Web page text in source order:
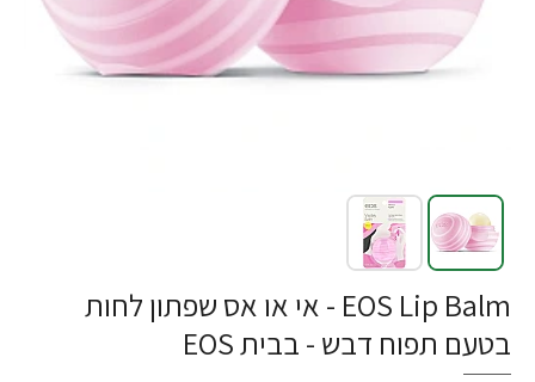
-33%
EOS Lip Balm - אי או אס שפתון לחות
בטעם תפוח דבש - בבית EOS